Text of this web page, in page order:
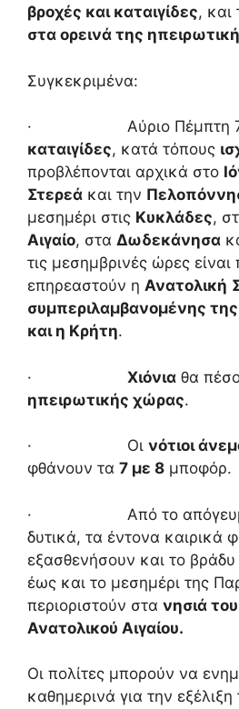
βροχές και καταιγίδες, και
στα ορεινά της
Συγκεκριμένα:
· Αύριο Πέμπτη 7/
καταιγίδες, κατά τόπους
προβλέπονται αρχικά στο
Στερεά και την
μεσημέρι στις Κυκλάδες,
Αιγαίο, στα Δωδεκάνησα
τις μεσημβρινές ώρες είναι
επηρεαστούν η Ανατολική
συμπεριλαμβανομένης της
και η Κρήτη.
· Χιόνια θα
ηπειρωτικής χώρας.
· Οι νότιοι
φθάνουν τα 7 με 8 μποφόρ.
· Από το απόγευμα
δυτικά, τα έντονα καιρικά
εξασθενήσουν και το
έως και το μεσημέρι της
περιοριστούν στα νησιά
Ανατολικού Αιγαίου.
Οι πολίτες μπορούν να
καθημερινά για την